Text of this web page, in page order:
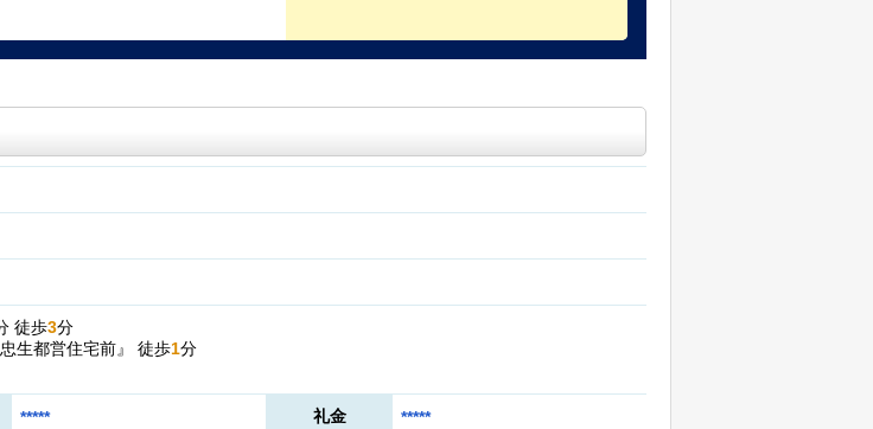
徒歩3分
生都営住宅前』 徒歩1分
***** 礼金 *****